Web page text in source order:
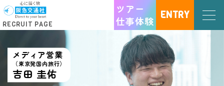
RECRUIT PAGE
ツアー
仕事体験
ENTRY
メディア営業
（東京発国内旅行）
吉田 圭佑